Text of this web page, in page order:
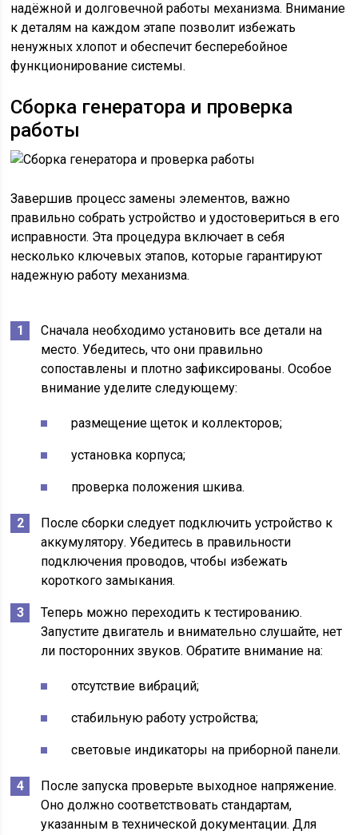
надёжной и долговечной работы механизма. Внимание
к деталям на каждом этапе позволит избежать
ненужных хлопот и обеспечит бесперебойное
функционирование системы.
Сборка генератора и проверка
работы
Завершив процесс замены элементов, важно
правильно собрать устройство и удостовериться в его
исправности. Эта процедура включает в себя
несколько ключевых этапов, которые гарантируют
надежную работу механизма.
Сначала необходимо установить все детали на
место. Убедитесь, что они правильно
сопоставлены и плотно зафиксированы. Особое
внимание уделите следующему:
размещение щеток и коллекторов;
установка корпуса;
проверка положения шкива.
После сборки следует подключить устройство к
аккумулятору. Убедитесь в правильности
подключения проводов, чтобы избежать
короткого замыкания.
Теперь можно переходить к тестированию.
Запустите двигатель и внимательно слушайте, нет
ли посторонних звуков. Обратите внимание на:
отсутствие вибраций;
стабильную работу устройства;
световые индикаторы на приборной панели.
После запуска проверьте выходное напряжение.
Оно должно соответствовать стандартам,
указанным в технической документации. Для